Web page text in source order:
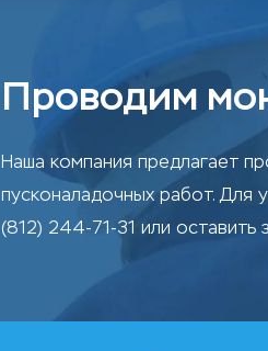
Проводим
Наша компания предлагает
пусконаладочных работ.
(812) 244-71-31 или оставить